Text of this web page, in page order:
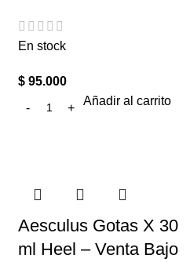
En stock
$ 95.000
Añadir al carrito
Aesculus Gotas X 30
ml Heel – Venta Bajo